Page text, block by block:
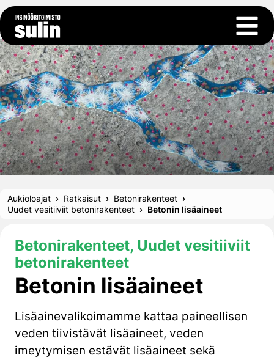
Siirry sisältöön
Avaa
Aukioloajat Ratkaisut
Betonirakenteet
Uudet vesitiiviit betonirakenteet
Betonin lisäaineet
Betonirakenteet, Uudet vesitiiviit
betonirakenteet
Betonin lisäaineet
Lisäainevalikoimamme kattaa paineellisen
veden tiivistävät lisäaineet, veden
imeytymisen estävät lisäaineet sekä